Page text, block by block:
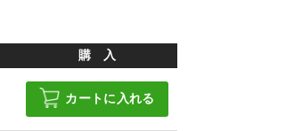
購 入
カートに入れる